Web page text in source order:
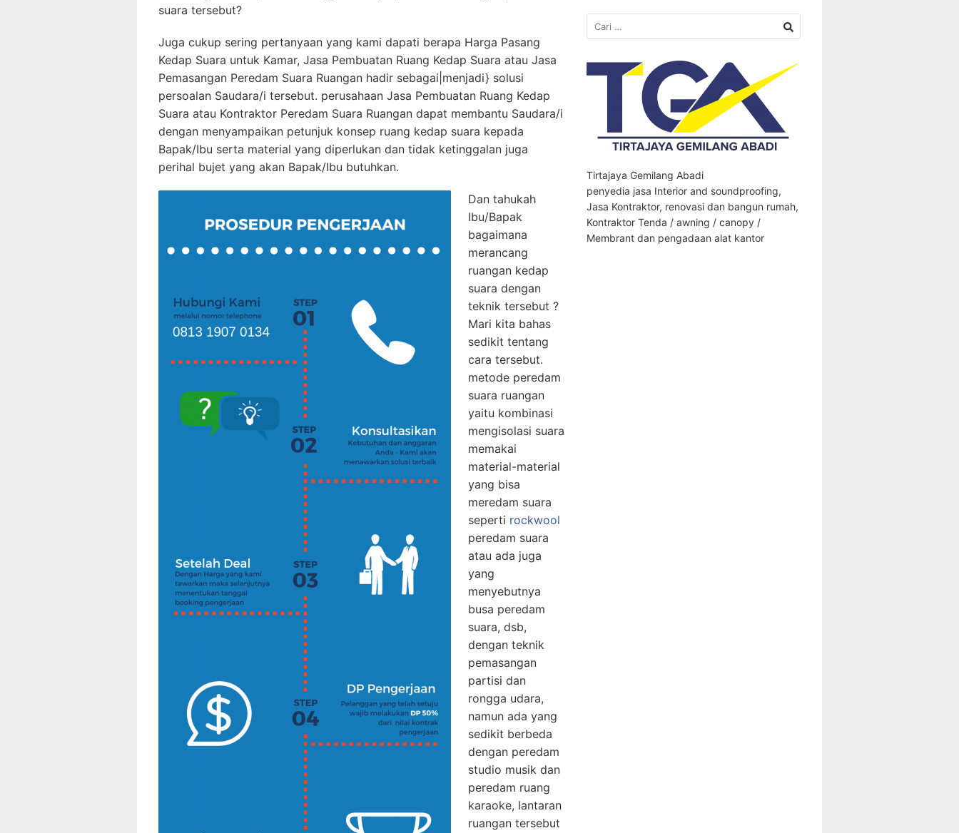
suara tersebut?
Juga cukup sering pertanyaan yang kami dapati berapa Harga Pasang
Kedap Suara untuk Kamar, Jasa Pembuatan Ruang Kedap Suara atau Jasa
Pemasangan Peredam Suara Ruangan hadir sebagai|menjadi} solusi
persoalan Saudara/i tersebut. perusahaan Jasa Pembuatan Ruang Kedap
Suara atau Kontraktor Peredam Suara Ruangan dapat membantu Saudara/i
dengan menyampaikan petunjuk konsep ruang kedap suara kepada
Bapak/Ibu serta material yang diperlukan dan tidak ketinggalan juga
perihal bujet yang akan Bapak/Ibu butuhkan.
Dan tahukah
Ibu/Bapak
bagaimana
merancang
ruangan kedap
suara dengan
teknik tersebut ?
Mari kita bahas
sedikit tentang
cara tersebut.
metode peredam
suara ruangan
yaitu kombinasi
mengisolasi suara
memakai
material-material
yang bisa
meredam suara
seperti rockwool
peredam suara
atau ada juga
yang
menyebutnya
busa peredam
suara, dsb,
dengan teknik
pemasangan
partisi dan
rongga udara,
namun ada yang
sedikit berbeda
dengan peredam
studio musik dan
peredam ruang
karaoke, lantaran
ruangan tersebut
Cari
untuk:
Tirtajaya Gemilang Abadi
penyedia jasa Interior and soundproofing,
Jasa Kontraktor, renovasi dan bangun rumah,
Kontraktor Tenda / awning / canopy /
Membrant dan pengadaan alat kantor